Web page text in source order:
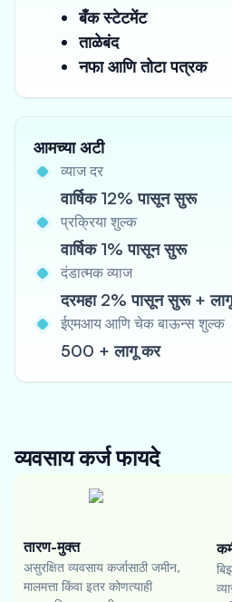
बँक स्टेटमेंट
ताळेबंद
नफा आणि तोटा पत्रक
आमच्या अटी
व्याज दर
वार्षिक 12% पासून सुरू
प्रक्रिया शुल्क
वार्षिक 1% पासून सुरू
दंडात्मक व्याज
दरमहा 2% पासून सुरू +
ईएमआय आणि चेक बाऊन्स शुल्क
500 + लागू कर
व्यवसाय कर्जफायदे
तारण-मुक्त
असुरक्षित व्यवसाय कर्जासाठी जमीन,
मालमत्ता किंवा इतर कोणत्याही